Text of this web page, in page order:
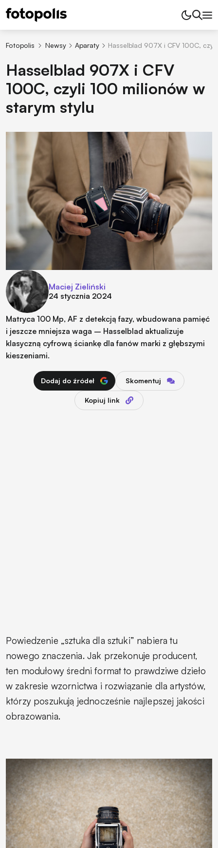
Fotopolis Newsy Aparaty Hasselblad 907X i CFV 100C,
Hasselblad 907X i CFV
100C, czyli 100 milionów w
starym stylu
Maciej Zieliński
24 stycznia 2024
Matryca 100 Mp, AF z detekcją fazy, wbudowana pamięć
i jeszcze mniejsza waga – Hasselblad aktualizuje
klasyczną cyfrową ściankę dla fanów marki z głębszymi
kieszeniami.
Dodaj do źródeł Skomentuj
Kopiuj link
Powiedzenie „sztuka dla sztuki” nabiera tu
nowego znaczenia. Jak przekonuje producent,
ten modułowy średni format to prawdziwe dzieło
w zakresie wzornictwa i rozwiązanie dla artystów,
którzy poszukują jednocześnie najlepszej jakości
obrazowania.